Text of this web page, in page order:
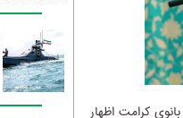
کرامت اظهار